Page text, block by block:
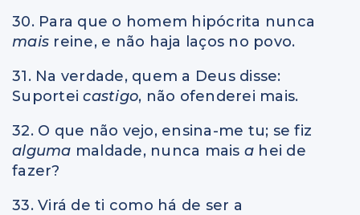
30. Para que o homem hipócrita nunca
mais reine, e não haja laços no povo.
31. Na verdade, quem a Deus disse:
Suporteicastigo, não ofenderei mais.
32. O que não vejo, ensina-me tu; se fiz
alguma maldade, nunca mais a hei de
fazer?
33. Virá de ti como há de ser a